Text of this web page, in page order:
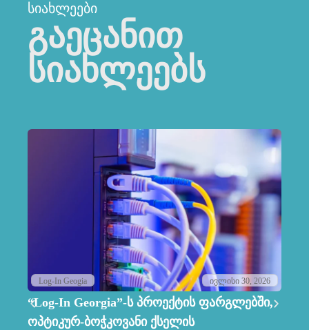
ᲡᲘᲐᲮᲚᲔᲔᲑᲘ
გაეცანით
სიახლეებს
Log-In Geogia ივლისი 30, 2026
“Log-In Georgia”-ს პროექტის ფარგლებში,
ოპტიკურ-ბოჭკოვანი ქსელის